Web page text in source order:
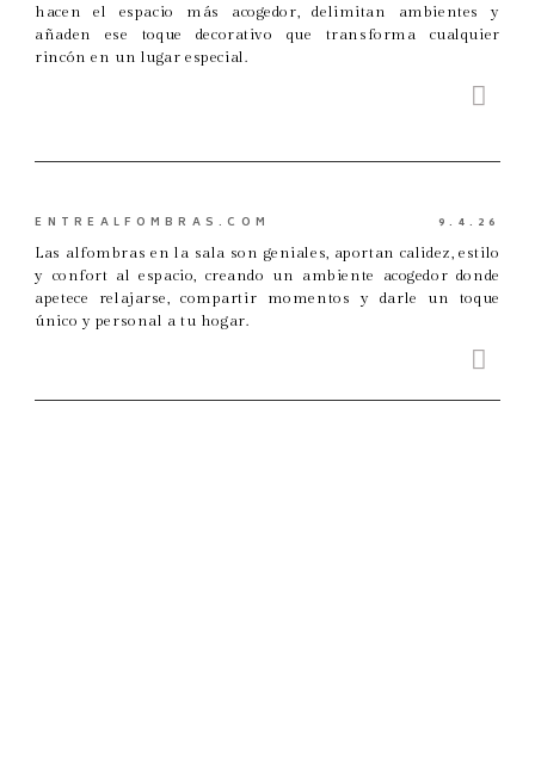
hacen el espacio más acogedor, delimitan ambientes y
añaden ese toque decorativo que transforma cualquier
rincón en un lugar especial.
ENTREALFOMBRAS.COM
9.4.26
Las alfombras en la sala son geniales, aportan calidez, estilo
y confort al espacio, creando un ambiente acogedor donde
apetece relajarse, compartir momentos y darle un toque
único y personal a tu hogar.